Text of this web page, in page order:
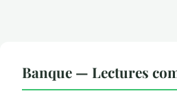
Banque — Lectures